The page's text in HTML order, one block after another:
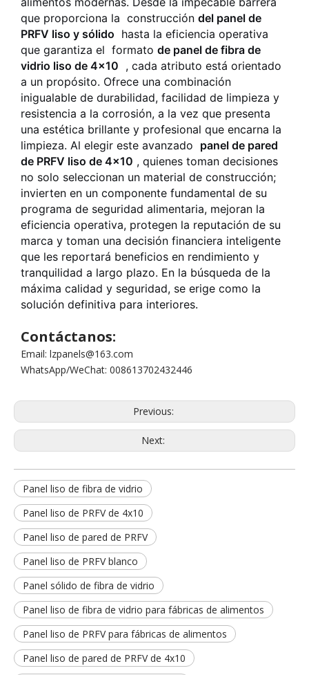
que proporciona la construcción del panel de
PRFV liso y sólido hasta la eficiencia operativa
que garantiza el formato de panel de fibra de
vidrio liso de 4x10 , cada atributo está orientado
a un propósito. Ofrece una combinación
inigualable de durabilidad, facilidad de limpieza y
resistencia a la corrosión, a la vez que presenta
una estética brillante y profesional que encarna la
limpieza. Al elegir este avanzado panel de pared
de PRFV liso de 4x10 , quienes toman decisiones
no solo seleccionan un material de construcción;
invierten en un componente fundamental de su
programa de seguridad alimentaria, mejoran la
eficiencia operativa, protegen la reputación de su
marca y toman una decisión financiera inteligente
que les reportará beneficios en rendimiento y
tranquilidad a largo plazo. En la búsqueda de la
máxima calidad y seguridad, se erige como la
solución definitiva para interiores.
Contáctanos:
Email: lzpanels@163.com
WhatsApp/WeChat: 008613702432446
Previous:
Next:
Panel liso de fibra de vidrio
Panel liso de PRFV de 4x10
Panel liso de pared de PRFV
Panel liso de PRFV blanco
Panel sólido de fibra de vidrio
Panel liso de fibra de vidrio para fábricas de alimentos
Panel liso de PRFV para fábricas de alimentos
Panel liso de pared de PRFV de 4x10